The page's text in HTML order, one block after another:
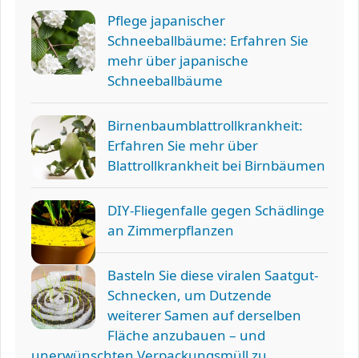
Pflege japanischer
Schneeballbäume: Erfahren Sie
mehr über japanische
Schneeballbäume
Birnenbaumblattrollkrankheit:
Erfahren Sie mehr über
Blattrollkrankheit bei Birnbäumen
DIY-Fliegenfalle gegen Schädlinge
an Zimmerpflanzen
Basteln Sie diese viralen Saatgut-
Schnecken, um Dutzende
weiterer Samen auf derselben
Fläche anzubauen – und